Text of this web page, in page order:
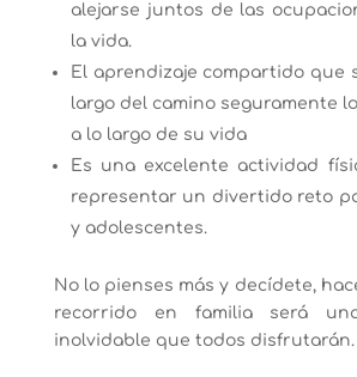
alejarse juntos de las
la vida.
El aprendizaje compartido que
largo del camino seguramente
a lo largo de su vida
Es una excelente actividad
representar un divertido reto
y adolescentes.
No lo pienses más y decídete,
recorrido en familia será
inolvidable que todos disfrutarán.